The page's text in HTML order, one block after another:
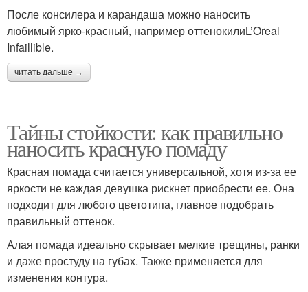
После консилера и карандаша можно наносить
любимый ярко-красный, например оттенокилиL’Oreal
Infaillible.
читать дальше →
Тайны стойкости: как правильно
наносить красную помаду
Красная помада считается универсальной, хотя из-за ее
яркости не каждая девушка рискнет приобрести ее. Она
подходит для любого цветотипа, главное подобрать
правильный оттенок.
Алая помада идеально скрывает мелкие трещины, ранки
и даже простуду на губах. Также применяется для
изменения контура.